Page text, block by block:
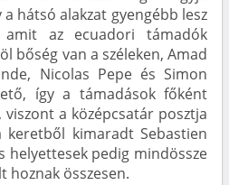
hátsó alakzat gyengébb lesz
amit az ecuadori támadók
bőség van a széleken, Amad
Nicolas Pepe és Simon
így a támadások főként
a középcsatár posztja
keretből kimaradt Sebastien
helyettesek pedig mindössze
hoznak összesen.